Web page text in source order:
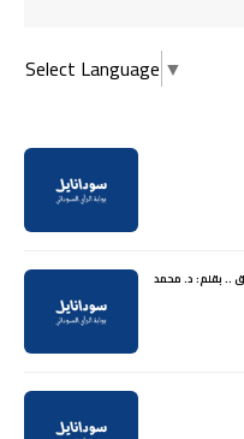
Select Language ▼
.. بقلم: د. محمد